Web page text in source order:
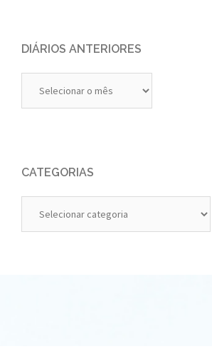
DIÁRIOS ANTERIORES
Anteriores
CATEGORIAS